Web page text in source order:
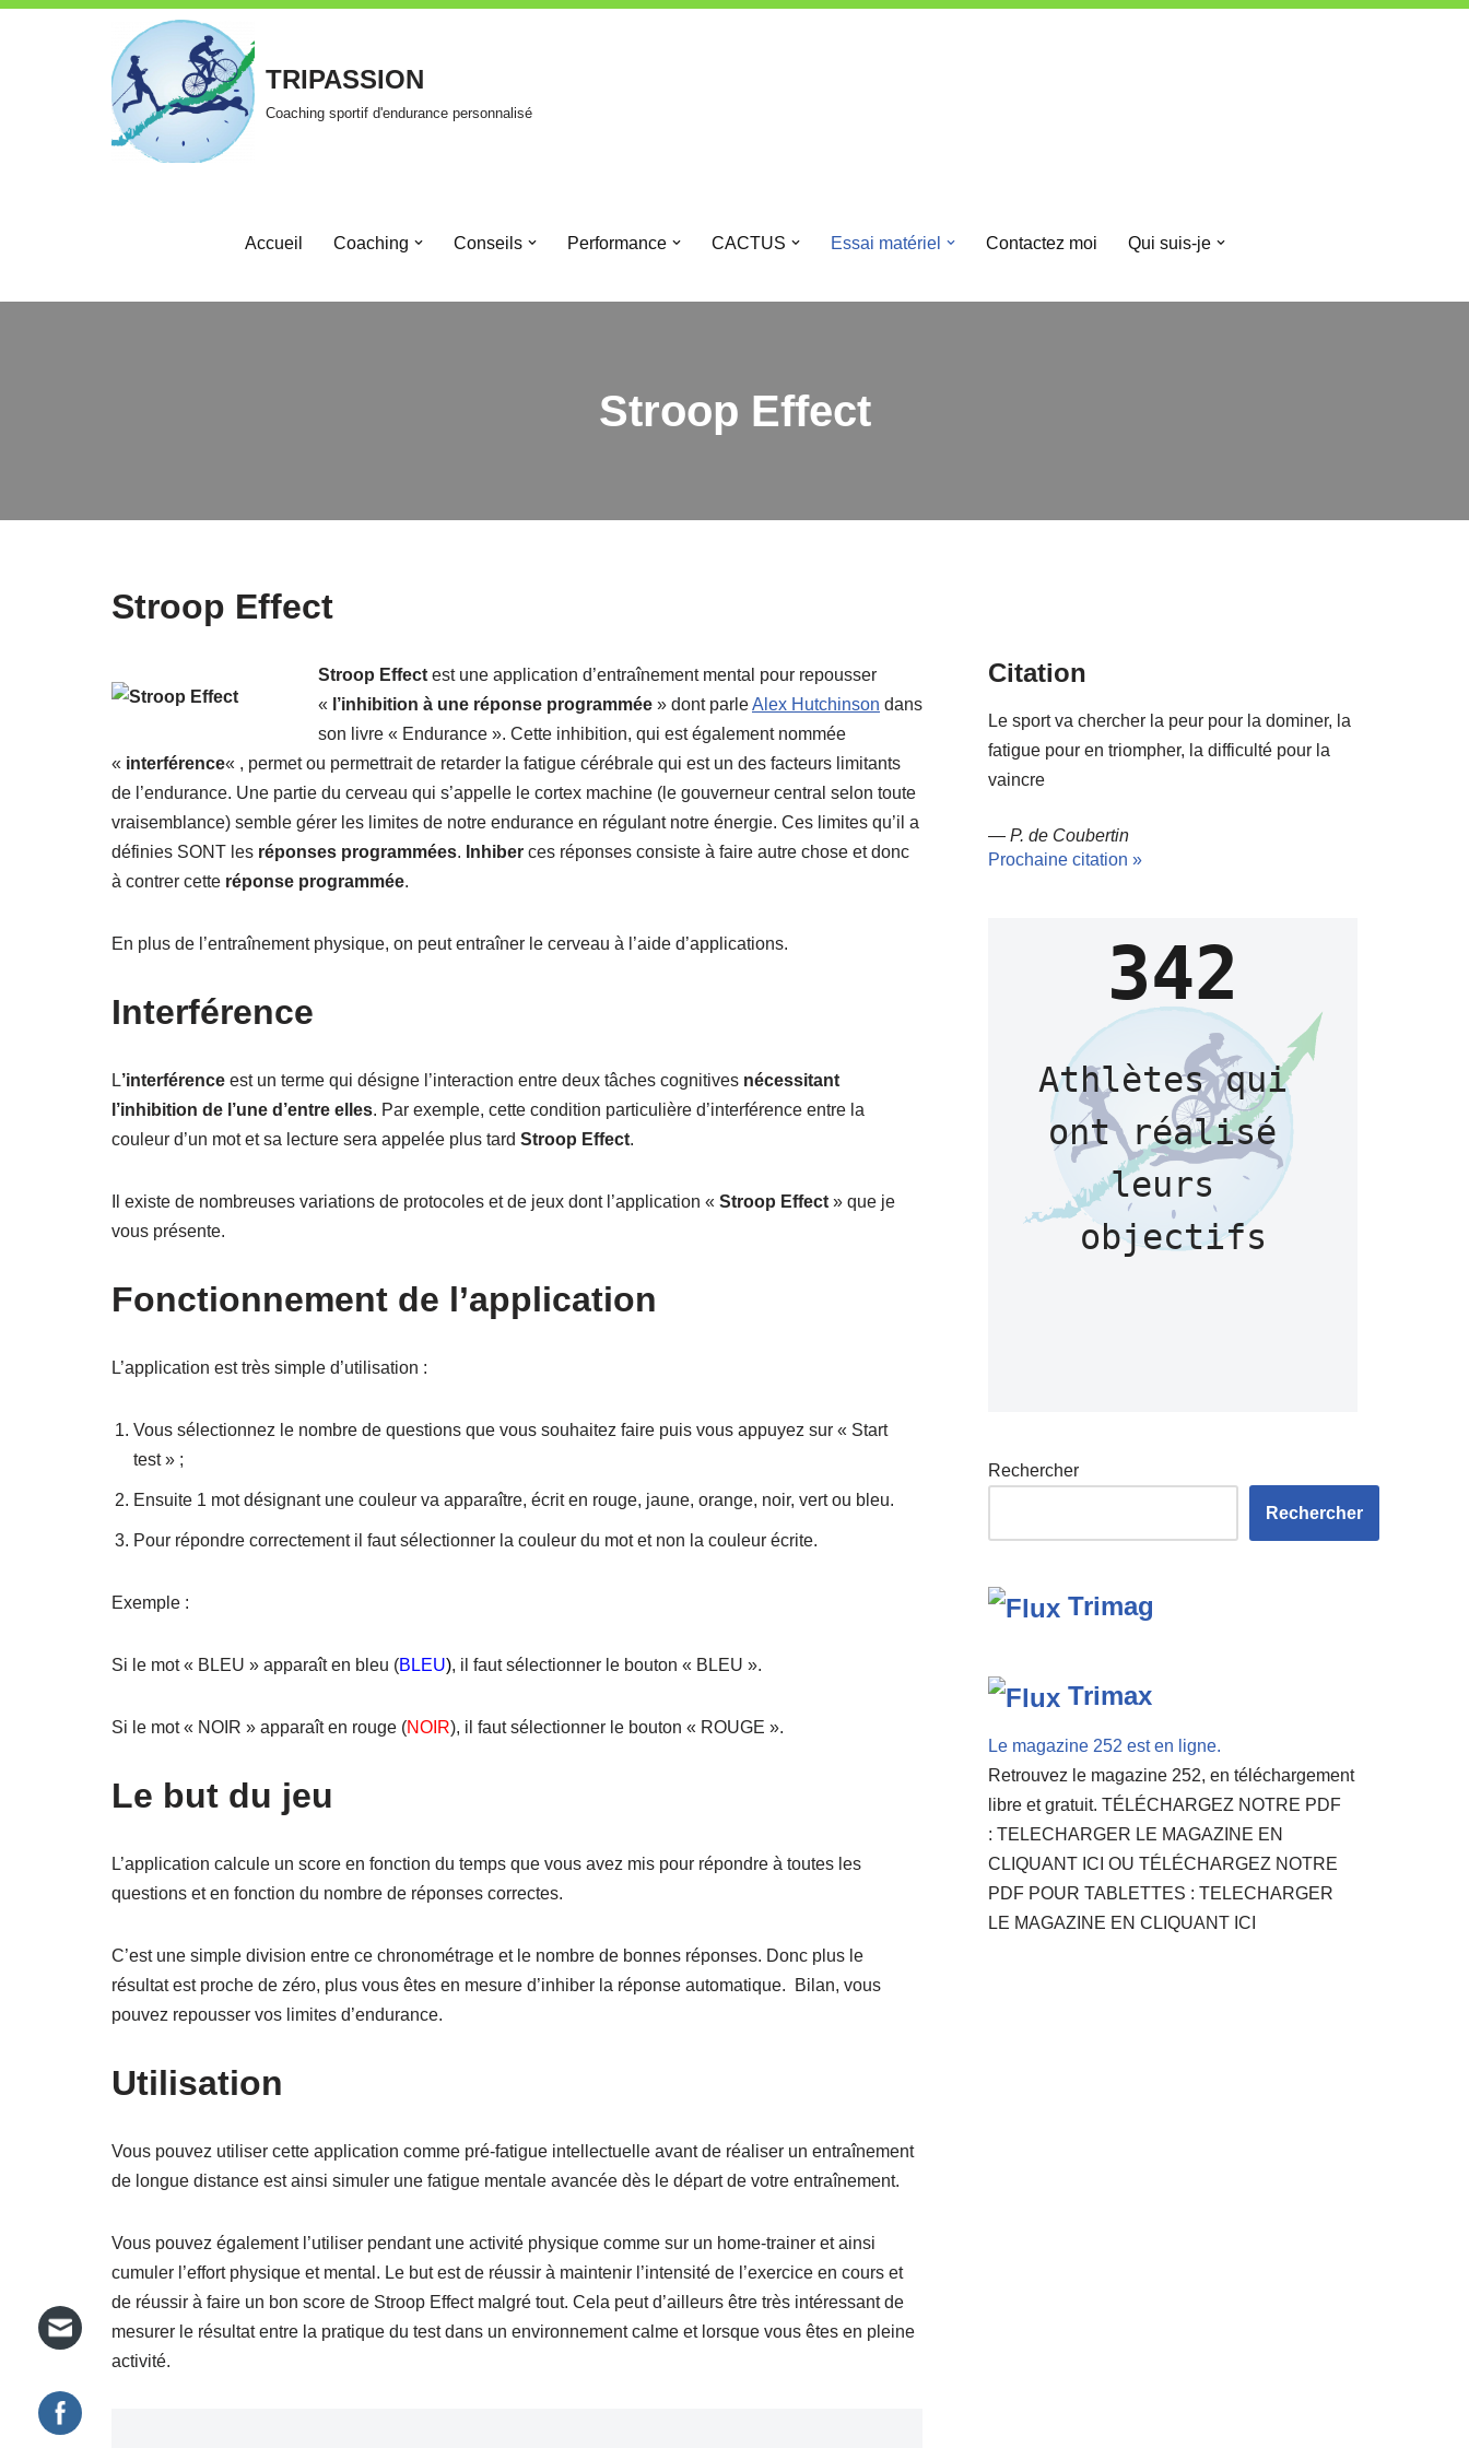
TRIPASSION
Coaching sportif d'endurance personnalisé
Accueil Coaching Conseils Performance CACTUS Essai matériel Contactez moi Qui suis-je
Stroop Effect
Stroop Effect
Stroop Effect est une application d’entraînement mental pour repousser
« l’inhibition à une réponse programmée » dont parleAlex Hutchinson dans
son livre « Endurance ». Cette inhibition, qui est également nommée
« interférence« , permet ou permettrait de retarder la fatigue cérébrale qui est un des facteurs limitants
de l’endurance. Une partie du cerveau qui s’appelle le cortex machine (le gouverneur central selon toute
vraisemblance) semble gérer les limites de notre endurance en régulant notre énergie. Ces limites qu’il a
définies SONT les réponses programmées. Inhiber ces réponses consiste à faire autre chose et donc
à contrer cette réponse programmée.
En plus de l’entraînement physique, on peut entraîner le cerveau à l’aide d’applications.
Interférence
L’interférence est un terme qui désigne l’interaction entre deux tâches cognitives nécessitant
l’inhibition de l’une d’entre elles. Par exemple, cette condition particulière d’interférence entre la
couleur d’un mot et sa lecture sera appelée plus tard Stroop Effect.
Il existe de nombreuses variations de protocoles et de jeux dont l’application « Stroop Effect » que je
vous présente.
Fonctionnement de l’application
L’application est très simple d’utilisation :
Vous sélectionnez le nombre de questions que vous souhaitez faire puis vous appuyez sur « Start
test » ;
Ensuite 1 mot désignant une couleur va apparaître, écrit en rouge, jaune, orange, noir, vert ou bleu.
Pour répondre correctement il faut sélectionner la couleur du mot et non la couleur écrite.
Exemple :
Si le mot « BLEU » apparaît en bleu (BLEU), il faut sélectionner le bouton « BLEU ».
Si le mot « NOIR » apparaît en rouge (NOIR), il faut sélectionner le bouton « ROUGE ».
Le but du jeu
L’application calcule un score en fonction du temps que vous avez mis pour répondre à toutes les
questions et en fonction du nombre de réponses correctes.
C’est une simple division entre ce chronométrage et le nombre de bonnes réponses. Donc plus le
résultat est proche de zéro, plus vous êtes en mesure d’inhiber la réponse automatique. Bilan, vous
pouvez repousser vos limites d’endurance.
Utilisation
Vous pouvez utiliser cette application comme pré-fatigue intellectuelle avant de réaliser un entraînement
de longue distance est ainsi simuler une fatigue mentale avancée dès le départ de votre entraînement.
Vous pouvez également l’utiliser pendant une activité physique comme sur un home-trainer et ainsi
cumuler l’effort physique et mental. Le but est de réussir à maintenir l’intensité de l’exercice en cours et
de réussir à faire un bon score de Stroop Effect malgré tout. Cela peut d’ailleurs être très intéressant de
mesurer le résultat entre la pratique du test dans un environnement calme et lorsque vous êtes en pleine
activité.
Citation
Le sport va chercher la peur pour la dominer, la
fatigue pour en triompher, la difficulté pour la
vaincre
—P. de Coubertin
Prochaine citation »
342
Athlètes qui
ont réalisé
leurs
objectifs
Rechercher
Rechercher
Trimag
Trimax
Le magazine 252 est en ligne.
Retrouvez le magazine 252, en téléchargement
libre et gratuit. TÉLÉCHARGEZ NOTRE PDF
: TELECHARGER LE MAGAZINE EN
CLIQUANT ICI OU TÉLÉCHARGEZ NOTRE
PDF POUR TABLETTES : TELECHARGER
LE MAGAZINE EN CLIQUANT ICI